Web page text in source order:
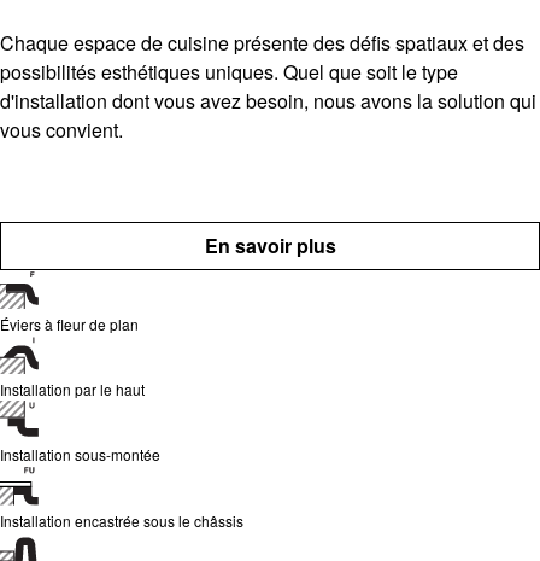
Chaque espace de cuisine présente des défis spatiaux et des
possibilités esthétiques uniques. Quel que soit le type
d'installation dont vous avez besoin, nous avons la solution qui
vous convient.
En savoir plus
Éviers à fleur de plan
Installation par le haut
Installation sous-montée
Installation encastrée sous le châssis